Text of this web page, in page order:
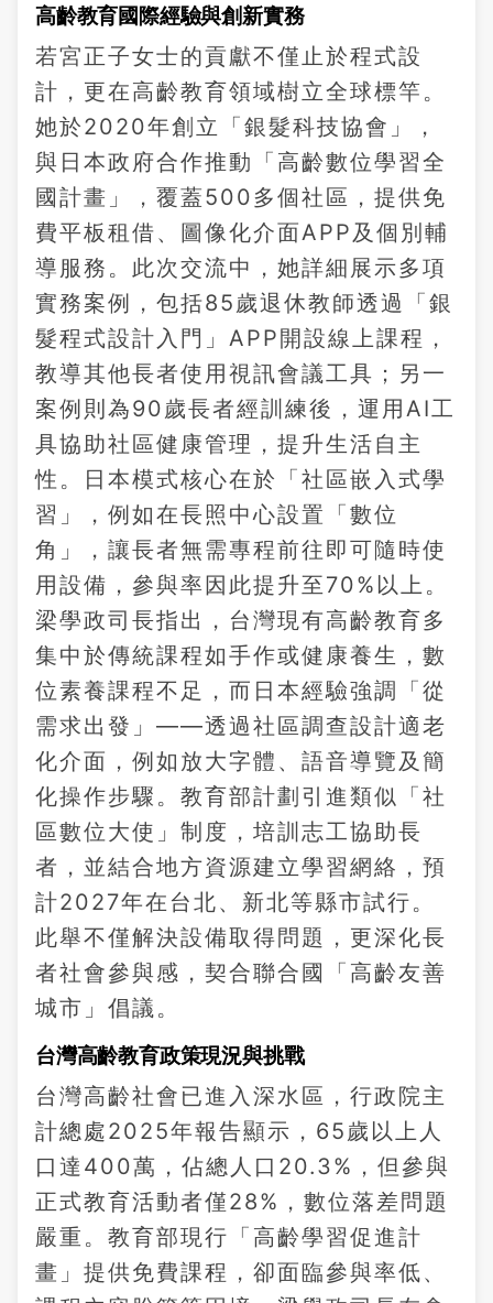
高齡教育國際經驗與創新實務
若宮正子女士的貢獻不僅止於程式設
計，更在高齡教育領域樹立全球標竿。
她於2020年創立「銀髮科技協會」，
與日本政府合作推動「高齡數位學習全
國計畫」，覆蓋500多個社區，提供免
費平板租借、圖像化介面APP及個別輔
導服務。此次交流中，她詳細展示多項
實務案例，包括85歲退休教師透過「銀
髮程式設計入門」APP開設線上課程，
教導其他長者使用視訊會議工具；另一
案例則為90歲長者經訓練後，運用AI工
具協助社區健康管理，提升生活自主
性。日本模式核心在於「社區嵌入式學
習」，例如在長照中心設置「數位
角」，讓長者無需專程前往即可隨時使
用設備，參與率因此提升至70%以上。
梁學政司長指出，台灣現有高齡教育多
集中於傳統課程如手作或健康養生，數
位素養課程不足，而日本經驗強調「從
需求出發」——透過社區調查設計適老
化介面，例如放大字體、語音導覽及簡
化操作步驟。教育部計劃引進類似「社
區數位大使」制度，培訓志工協助長
者，並結合地方資源建立學習網絡，預
計2027年在台北、新北等縣市試行。
此舉不僅解決設備取得問題，更深化長
者社會參與感，契合聯合國「高齡友善
城市」倡議。
台灣高齡教育政策現況與挑戰
台灣高齡社會已進入深水區，行政院主
計總處2025年報告顯示，65歲以上人
口達400萬，佔總人口20.3%，但參與
正式教育活動者僅28%，數位落差問題
嚴重。教育部現行「高齡學習促進計
畫」提供免費課程，卻面臨參與率低、